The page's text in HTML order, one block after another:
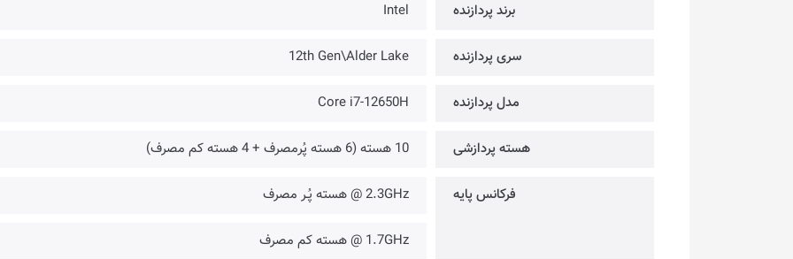
برند پردازنده Intel
سری پردازنده 12th Gen\Alder Lake
مدل پردازنده Core i7-12650H
هسته پردازشی 10 هسته (6 هسته پُرمصرف + 4 هسته کم مصرف)
فرکانس پایه 2.3GHz @ هسته پُـر مصرف
1.7GHz @ هسته کم مصرف